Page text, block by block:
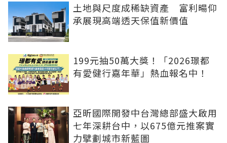
土地與尺度成稀缺資產 富利暘仰
承展現高端透天保值新價值
199元抽50萬大獎！「2026璟都
有愛健行嘉年華」熱血報名中！
亞昕國際開發中台灣總部盛大啟用
七年深耕台中，以675億元推案實
力擘劃城市新藍圖